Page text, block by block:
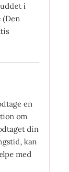
i
(Den
en
om
din
kan
med